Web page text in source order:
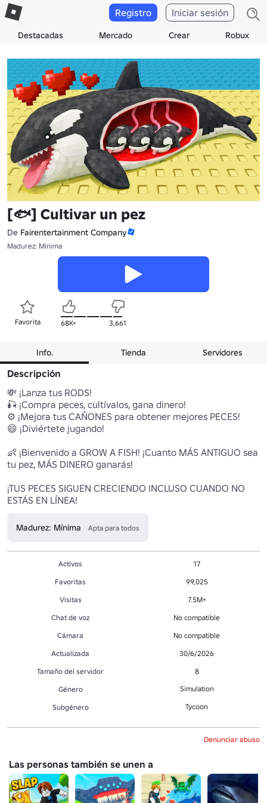
Destacadas Mercado Crear Robux
Registro Iniciar sesión
[🐟] Cultivar un pez
De Fairentertainment Company
Madurez: Mínima
Favorita 68K+ 3,661
Info. Tienda Servidores
Descripción
💸 ¡Lanza tus RODS!
🎣 ¡Compra peces, cultívalos, gana dinero!
⚙️ ¡Mejora tus CAÑONES para obtener mejores PECES!
😄 ¡Diviértete jugando!
👶 ¡Bienvenido a GROW A FISH! ¡Cuanto MÁS ANTIGUO sea
tu pez, MÁS DINERO ganarás!
¡TUS PECES SIGUEN CRECIENDO INCLUSO CUANDO NO
ESTÁS EN LÍNEA!
Madurez: Mínima Apta para todos
Activos
17
Favoritas
99,025
Visitas
7.5M+
Chat de voz
No compatible
Cámara
No compatible
Actualizada
30/6/2026
Tamaño del servidor
8
Género
Simulation
Subgénero Tycoon
Denunciar abuso
Las personas también se unen a